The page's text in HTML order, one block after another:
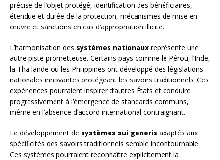
précise de l’objet protégé, identification des bénéficiaires,
étendue et durée de la protection, mécanismes de mise en
œuvre et sanctions en cas d’appropriation illicite.
L’harmonisation des systèmes nationaux représente une
autre piste prometteuse. Certains pays comme le Pérou, l’Inde,
la Thaïlande ou les Philippines ont développé des législations
nationales innovantes protégeant les savoirs traditionnels. Ces
expériences pourraient inspirer d’autres États et conduire
progressivement à l’émergence de standards communs,
même en l’absence d’accord international contraignant.
Le développement de systèmes sui generis adaptés aux
spécificités des savoirs traditionnels semble incontournable.
Ces systèmes pourraient reconnaître explicitement la